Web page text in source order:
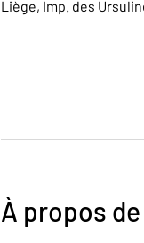
Liège, Imp. des
À propos